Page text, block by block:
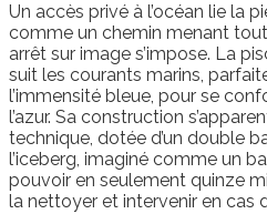
Un accès privé à l’océan lie la
comme un chemin menant tout
arrêt sur image s’impose. La
suit les courants marins,
l’immensité bleue, pour se
l’azur. Sa construction
technique, dotée d’un double
l’iceberg, imaginé comme un
pouvoir en seulement quinze
la nettoyer et intervenir en cas